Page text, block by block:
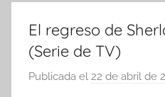
El regreso de
(Serie de TV)
Publicada el 22 de abril de